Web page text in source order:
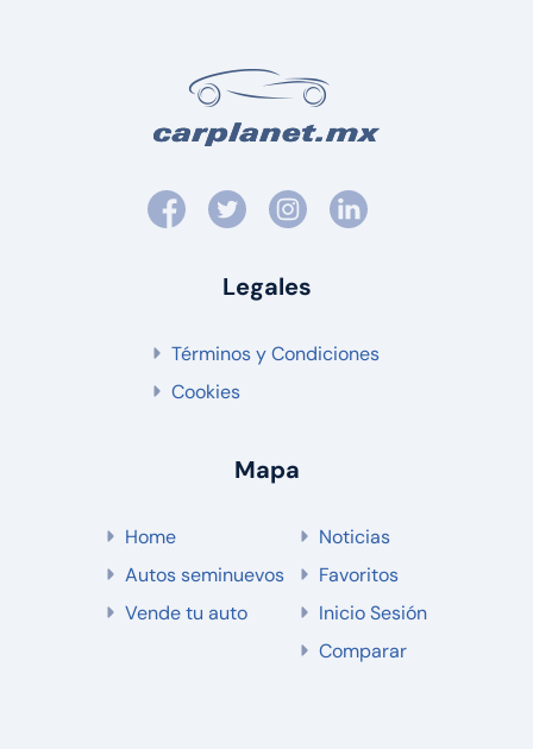
Legales
Términos y Condiciones
Cookies
Mapa
Home
Autos seminuevos
Vende tu auto
Noticias
Favoritos
Inicio Sesión
Comparar